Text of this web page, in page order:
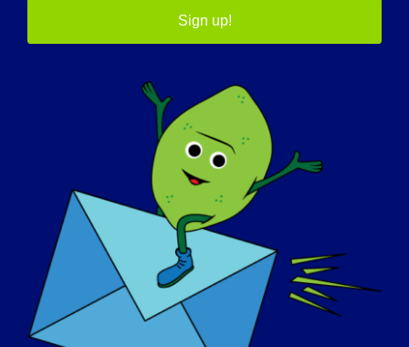
Skupiam się na tym, co mogę zrobić, a nie
na tym, czego nie mogę. Moje motto to:
CO CHCIAŁBYŚ, ABY ŚWIAT DOWIEDZIAŁ
Chciałbym, aby świat dowiedział się, że
życie z LGMD jest trudne. LGMD wpływa na
że nadal jestem w stanie być częścią
codziennego życia.
GDYBY JUTRO MOŻNA BYŁO "WYLECZYĆ"
CHOROBĘ ALZHEIMERA, CO BYŁOBY
Sign up!